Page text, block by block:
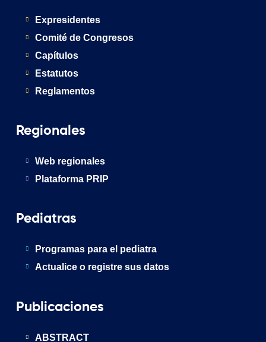
Expresidentes
Comité de Congresos
Capítulos
Estatutos
Reglamentos
Regionales
Web regionales
Plataforma PRIP
Pediatras
Programas para el pediatra
Actualice o registre sus datos
Publicaciones
ABSTRACT